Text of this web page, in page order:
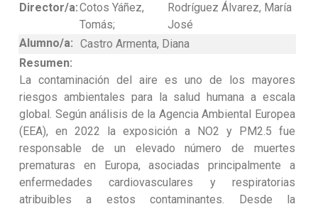
Director/a:Cotos Yáñez,
Tomás;
Rodríguez Álvarez, María
José
Alumno/a: Castro Armenta, Diana
Resumen:
La contaminación del aire es uno de los mayores
riesgos ambientales para la salud humana a escala
global. Según análisis de la Agencia Ambiental Europea
(EEA), en 2022 la exposición a NO2 y PM2.5 fue
responsable de un elevado número de muertes
prematuras en Europa, asociadas principalmente a
enfermedades cardiovasculares y respiratorias
atribuibles a estos contaminantes. Desde la